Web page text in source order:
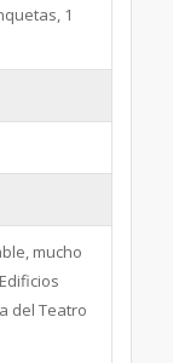
1
mucho
del Teatro